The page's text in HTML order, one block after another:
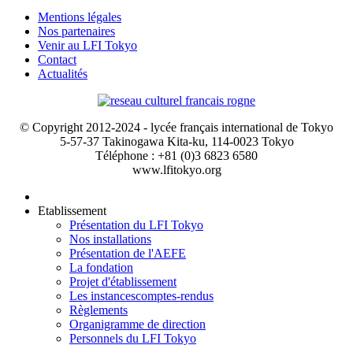
Mentions légales
Nos partenaires
Venir au LFI Tokyo
Contact
Actualités
© Copyright 2012-2024 - lycée français international de Tokyo
5-57-37 Takinogawa Kita-ku, 114-0023 Tokyo
Téléphone : +81 (0)3 6823 6580
www.lfitokyo.org
Etablissement
Présentation du LFI Tokyo
Nos installations
Présentation de l'AEFE
La fondation
Projet d'établissement
Les instancescomptes-rendus
Règlements
Organigramme de direction
Personnels du LFI Tokyo